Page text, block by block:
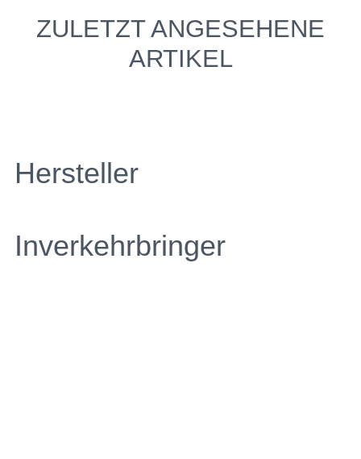
ZULETZT ANGESEHENE
ARTIKEL
Hersteller
Inverkehrbringer